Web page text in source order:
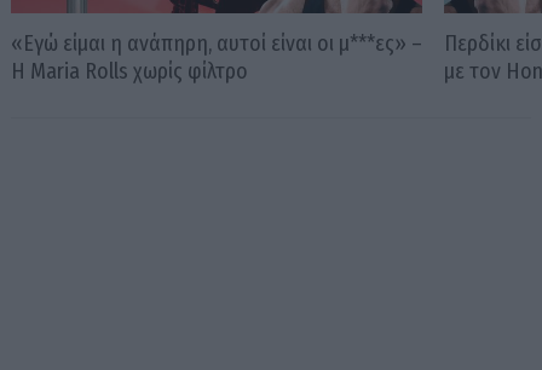
«Εγώ είμαι η ανάπηρη, αυτοί είναι οι μ***ες» –
Η Maria Rolls χωρίς φίλτρο
Περδίκι
με τον